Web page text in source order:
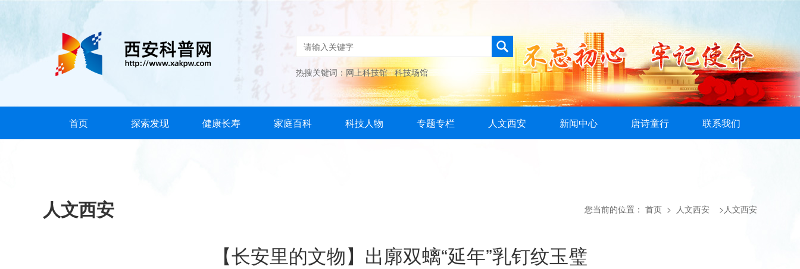
热搜关键词： 网上科技馆 科技场馆
首页 探索发现 健康长寿 家庭百科 科技人物 专题专栏 人文西安 新闻中心 唐诗童行 联系我们
人文西安 您当前的位置： 首页 > 人文西安 >人文西安
【长安里的文物】出廓双螭“延年”乳钉纹玉璧